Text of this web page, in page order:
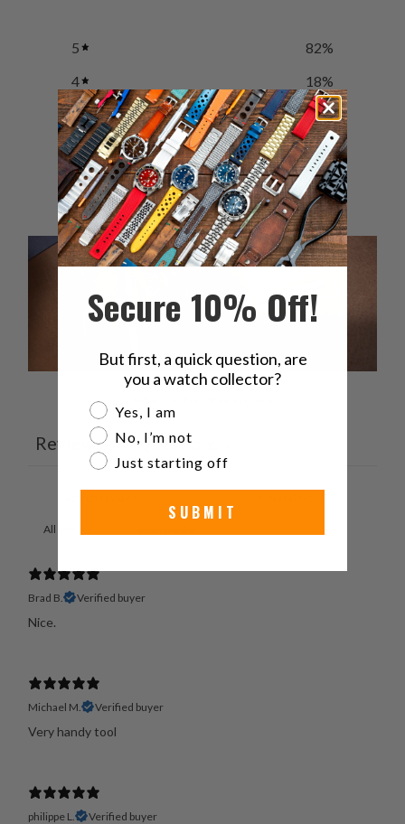
5 82%
4
18%
3
0%
2
0%
1
0%
Reviews 17 Questions
Brad B. Verified buyer
Nice.
Michael M. Verified buyer
Very handy tool
philippe L. Verified buyer
Secure 10% Off!
But first, a quick question, are
you a watch collector?
Are you a watch collector?
Yes, I am
No, I’m not
Just starting off
SUBMIT